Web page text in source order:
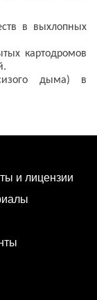
в выхлопных
картодромов
дыма) в
и лицензии